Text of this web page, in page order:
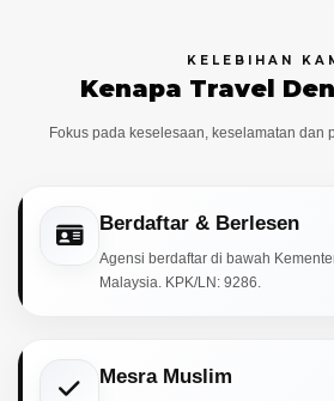
KELEBIHAN
Kenapa Travel
Fokus pada keselesaan, keselamatan dan
Berdaftar & Berlesen
Agensi berdaftar di bawah
Malaysia. KPK/LN: 9286.
Mesra Muslim